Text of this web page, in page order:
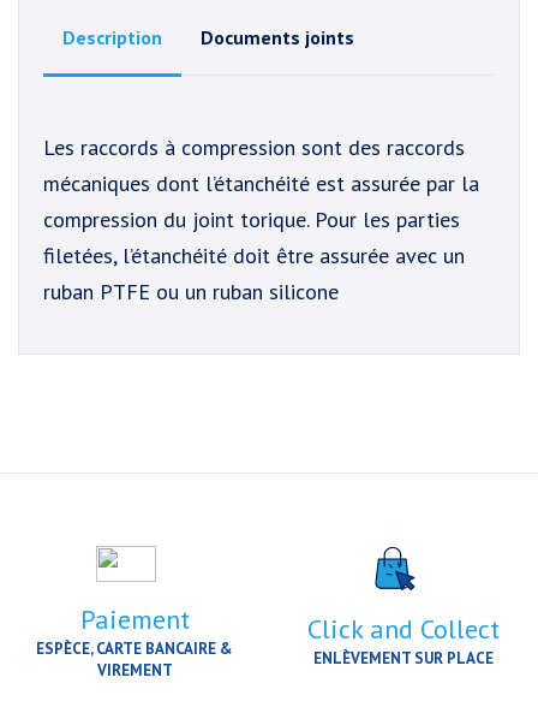
Description Documents joints
Les raccords à compression sont des raccords
mécaniques dont l’étanchéité est assurée par la
compression du joint torique. Pour les parties
filetées, l’étanchéité doit être assurée avec un
ruban PTFE ou un ruban silicone
Paiement
ESPÈCE, CARTE BANCAIRE &
VIREMENT
Click and Collect
ENLÈVEMENT SUR PLACE